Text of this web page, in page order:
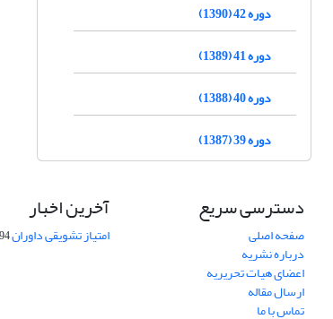
دوره 42 (1390)
دوره 41 (1389)
دوره 40 (1388)
دوره 39 (1387)
دسترسی سریع
صفحه اصلی
درباره نشریه
اعضای هیات تحریریه
ارسال مقاله
تماس با ما
آخرین اخبار
امتیاز تشویقی داوران16